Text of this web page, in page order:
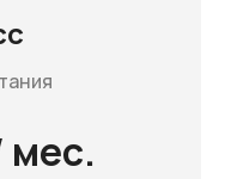
мес.